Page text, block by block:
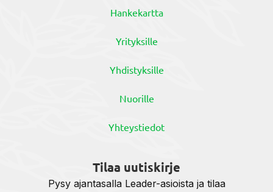
Hankekartta
Yrityksille
Yhdistyksille
Nuorille
Yhteystiedot
Tilaa uutiskirje
Pysy ajantasalla Leader-asioista ja tilaa